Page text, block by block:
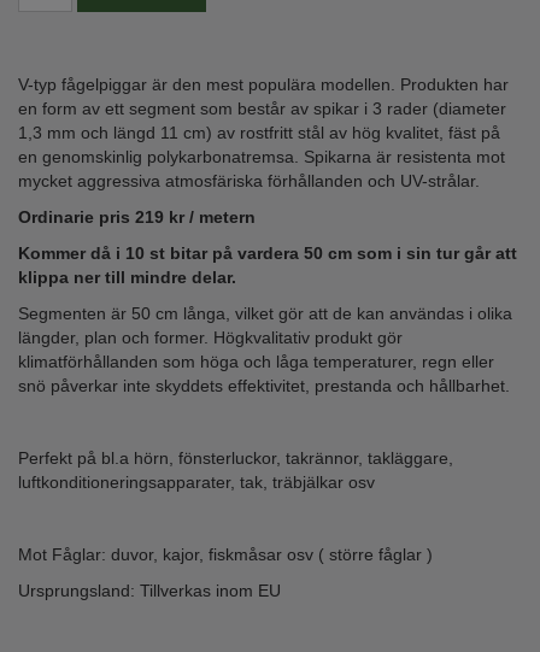
V-typ fågelpiggar är den mest populära modellen. Produkten har
en form av ett segment som består av spikar i 3 rader (diameter
1,3 mm och längd 11 cm) av rostfritt stål av hög kvalitet, fäst på
en genomskinlig polykarbonatremsa. Spikarna är resistenta mot
mycket aggressiva atmosfäriska förhållanden och UV-strålar.
Ordinarie pris 219 kr / metern
Kommer då i 10 st bitar på vardera 50 cm som i sin tur går att
klippa ner till mindre delar.
Segmenten är 50 cm långa, vilket gör att de kan användas i olika
längder, plan och former. Högkvalitativ produkt gör
klimatförhållanden som höga och låga temperaturer, regn eller
snö påverkar inte skyddets effektivitet, prestanda och hållbarhet.
Perfekt på bl.a hörn, fönsterluckor, takrännor, takläggare,
luftkonditioneringsapparater, tak, träbjälkar osv
Mot Fåglar: duvor, kajor, fiskmåsar osv ( större fåglar )
Ursprungsland: Tillverkas inom EU